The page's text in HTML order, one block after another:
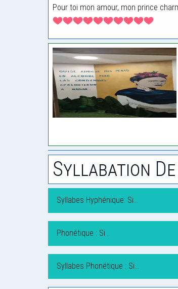
Pour toi mon amour, mon prince
Syllabation
Syllabes Hyphénique: Si…
Phonétique : Si…
Syllabes Phonétique : Si…